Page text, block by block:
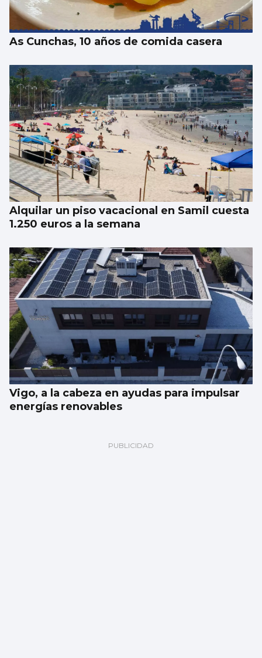
As Cunchas, 10 años de comida casera
Alquilar un piso vacacional en Samil cuesta
1.250 euros a la semana
Vigo, a la cabeza en ayudas para impulsar
energías renovables